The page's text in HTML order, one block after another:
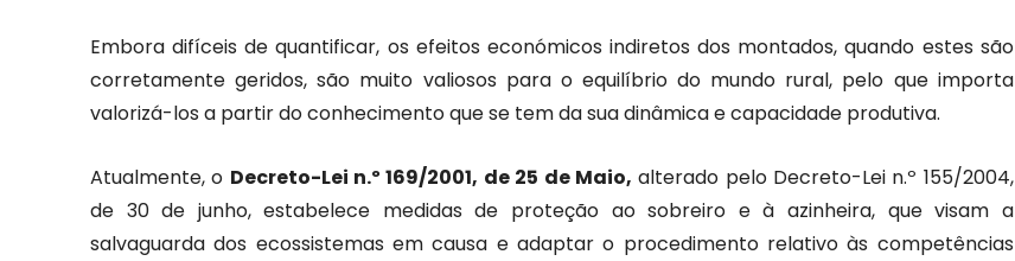
Embora difíceis de quantificar, os efeitos económicos indiretos dos montados, quando estes são
corretamente geridos, são muito valiosos para o equilíbrio do mundo rural, pelo que importa
valorizá-los a partir do conhecimento que se tem da sua dinâmica e capacidade produtiva.
Atualmente, o Decreto-Lei n.º 169/2001, de 25 de Maio, alterado pelo Decreto-Lei n.º 155/2004,
de 30 de junho, estabelece medidas de proteção ao sobreiro e à azinheira, que visam a
salvaguarda dos ecossistemas em causa e adaptar o procedimento relativo às competências